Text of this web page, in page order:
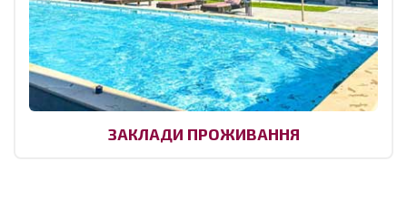
ЗАКЛАДИ ПРОЖИВАННЯ